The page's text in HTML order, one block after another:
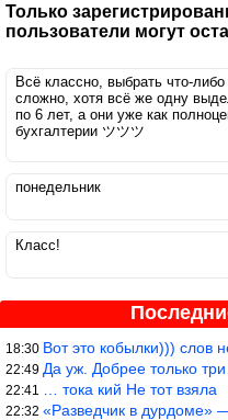
Только
пользователи могут
Всё классно, выбрать что-
сложно, хотя всё же одну
по 6 лет, а они уже как
бухгалтерии ツツツ
понедельник
Класс!
18:30 Вот это кобылки))) слов
22:49 Да уж. Добрее только
22:41 … тока кий Не тот взяла
22:32 «Разведчик в дурдоме»